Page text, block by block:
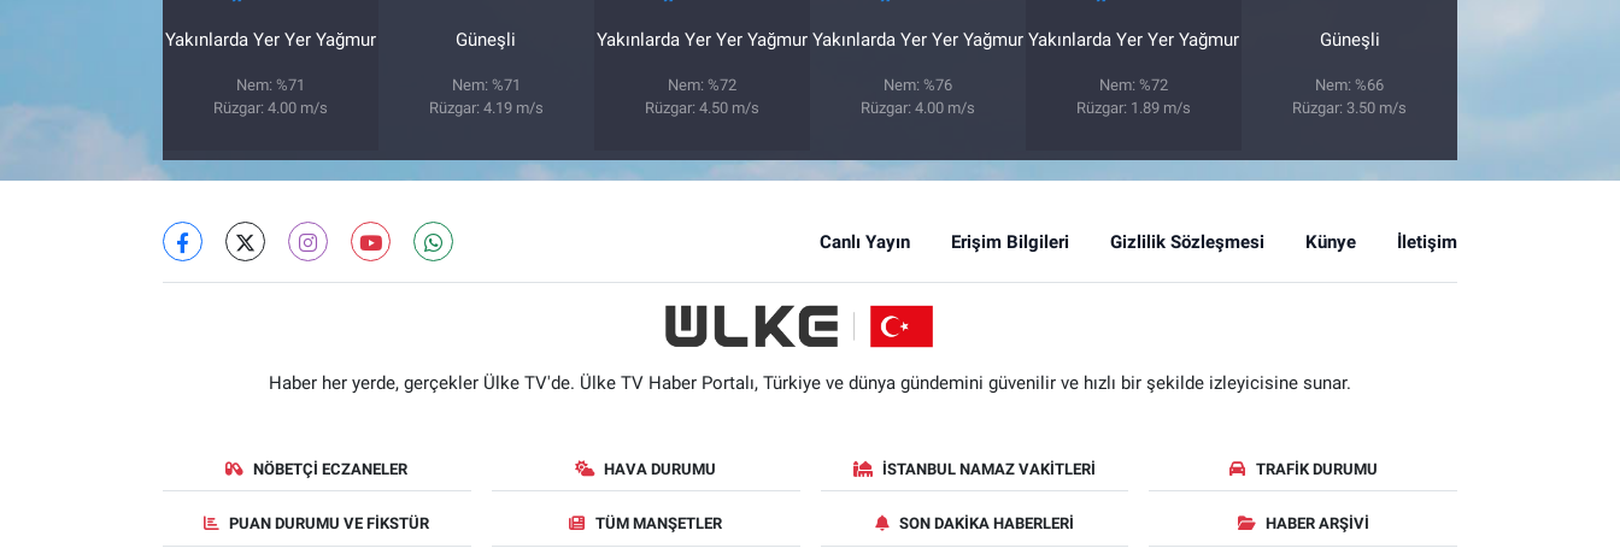
Yakınlarda Yer Yer Yağmur
Nem: %71
Rüzgar: 4.00 m/s
Güneşli
Nem: %71
Rüzgar: 4.19 m/s
Yakınlarda Yer Yer Yağmur
Nem: %72
Rüzgar: 4.50 m/s
Yakınlarda Yer Yer Yağmur
Nem: %76
Rüzgar: 4.00 m/s
Yakınlarda Yer Yer Yağmur
Nem: %72
Rüzgar: 1.89 m/s
Güneşli
Nem: %66
Rüzgar: 3.50 m/s
Canlı Yayın Erişim Bilgileri Gizlilik Sözleşmesi Künye İletişim
Haber her yerde, gerçekler Ülke TV'de. Ülke TV Haber Portalı, Türkiye ve dünya gündemini güvenilir ve hızlı bir şekilde izleyicisine sunar.
NÖBETÇI ECZANELER HAVA DURUMU İSTANBUL NAMAZ VAKITLERI TRAFIK DURUMU
PUAN DURUMU VE FIKSTÜR TÜM MANŞETLER SON DAKIKA HABERLERI HABER ARŞIVI